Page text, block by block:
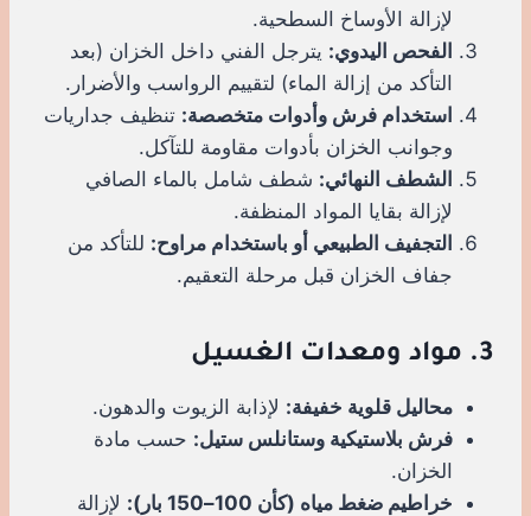
لإزالة الأوساخ السطحية.
الفحص اليدوي: يترجل الفني داخل الخزان (بعد
التأكد من إزالة الماء) لتقييم الرواسب والأضرار.
استخدام فرش وأدوات متخصصة: تنظيف جداريات
وجوانب الخزان بأدوات مقاومة للتآكل.
الشطف النهائي: شطف شامل بالماء الصافي
لإزالة بقايا المواد المنظفة.
التجفيف الطبيعي أو باستخدام مراوح: للتأكد من
جفاف الخزان قبل مرحلة التعقيم.
3. مواد ومعدات الغسيل
محاليل قلوية خفيفة: لإذابة الزيوت والدهون.
فرش بلاستيكية وستانلس ستيل: حسب مادة
الخزان.
خراطيم ضغط مياه (كأن 100–150 بار):
لإزالة